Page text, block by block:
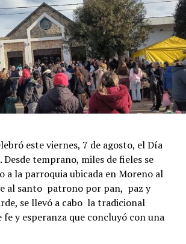
este viernes, 7 de agosto, el Día
Desde temprano, miles de fieles se
a la parroquia ubicada en Moreno al
al santo patrono por pan, paz y
se llevó a cabo la tradicional
y esperanza que concluyó con una